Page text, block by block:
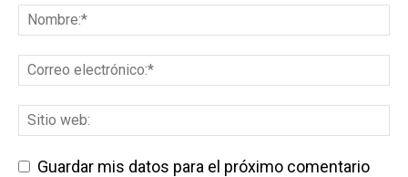
Guardar mis datos para el próximo comentario